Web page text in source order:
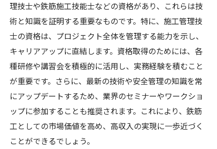
理技士や鉄筋施工技能士などの資格があり、これらは技
術と知識を証明する重要なものです。特に、施工管理技
士の資格は、プロジェクト全体を管理する能力を示し、
キャリアアップに直結します。資格取得のためには、各
種研修や講習会を積極的に活用し、実務経験を積むこと
が重要です。さらに、最新の技術や安全管理の知識を常
にアップデートするため、業界のセミナーやワークショ
ップに参加することも推奨されます。これにより、鉄筋
工としての市場価値を高め、高収入の実現に一歩近づく
ことができるでしょう。